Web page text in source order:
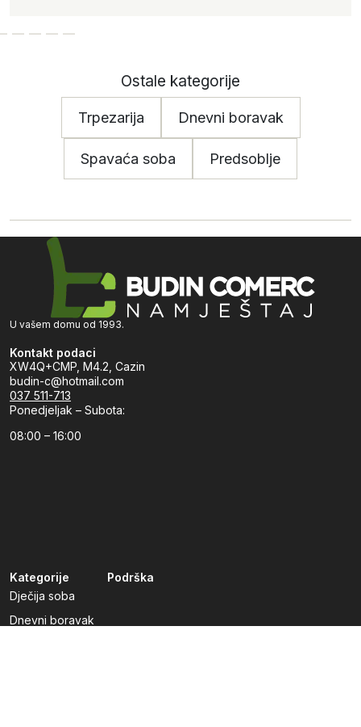
Ostale kategorije
Trpezarija Dnevni boravak
Spavaća soba Predsoblje
U vašem domu od 1993.
Kontakt podaci
XW4Q+CMP, M4.2, Cazin
budin-c@hotmail.com
037 511-713
Ponedjeljak – Subota:
08:00 – 16:00
Kategorije
Dječija soba
Dnevni boravak
Podrška